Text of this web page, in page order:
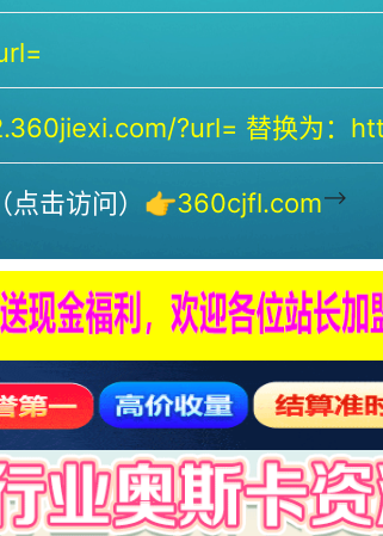
?url= 替换为：
点击访问）👉360cjfl.com-->